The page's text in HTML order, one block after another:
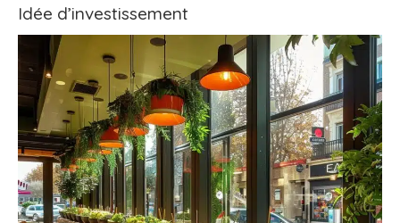
Idée d’investissement